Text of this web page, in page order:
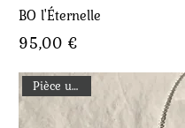
Aperçu rapide
BO l'Éternelle
Prix
95,00 €
Pièce unique